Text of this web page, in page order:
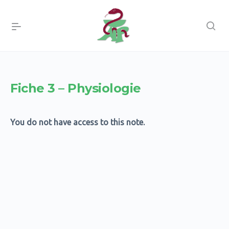
Fiche 3 – Physiologie
You do not have access to this note.